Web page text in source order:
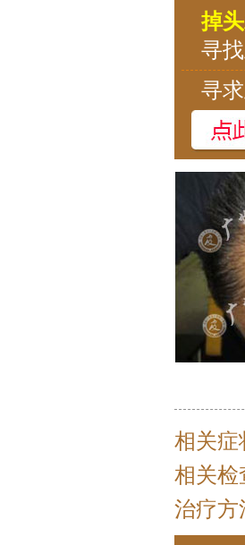
掉
寻
寻
相关症
相关检
治疗方